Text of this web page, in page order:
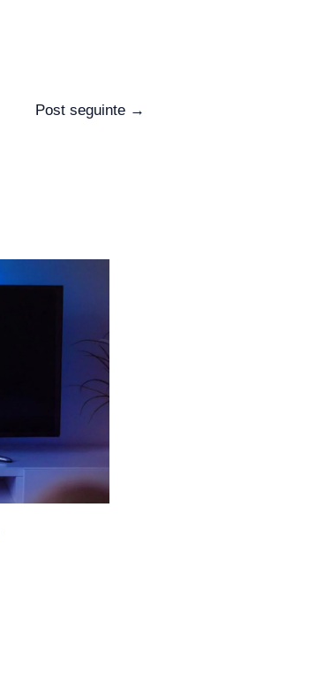
Post seguinte →